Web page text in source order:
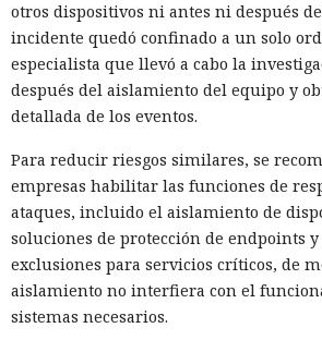
otros dispositivos ni antes ni después
incidente quedó confinado a un solo
especialista que llevó a cabo la
después del aislamiento del equipo y
detallada de los eventos.
Para reducir riesgos similares, se
empresas habilitar las funciones de
ataques, incluido el aislamiento de
soluciones de protección de endpoints
exclusiones para servicios críticos, de
aislamiento no interfiera con el
sistemas necesarios.